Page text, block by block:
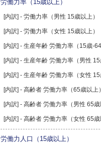
労働力率（15歳以上）
[内訳] - 労働力率（男性 15歳以上）
[内訳] - 労働力率（女性 15歳以上）
[内訳] - 生産年齢 労働力率（15歳-64
[内訳] - 生産年齢 労働力率（男性 15
[内訳] - 生産年齢 労働力率（女性 15
[内訳] - 高齢者 労働力率（65歳以上）
[内訳] - 高齢者 労働力率（男性 65歳
[内訳] - 高齢者 労働力率（女性 65歳
労働力人口（15歳以上）